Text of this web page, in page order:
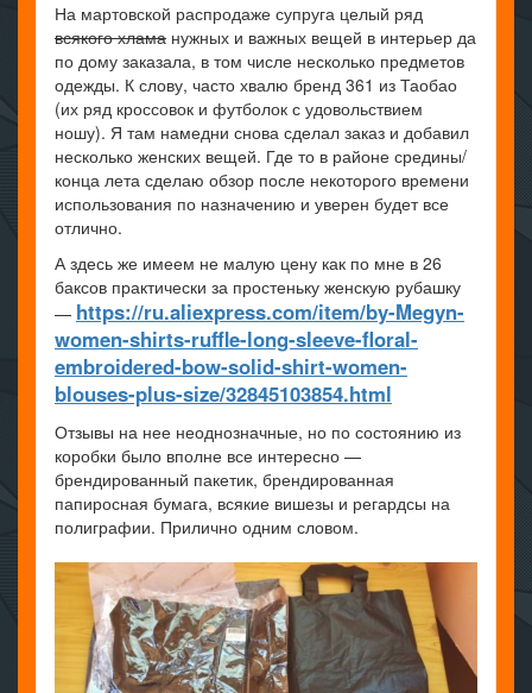
На мартовской распродаже супруга целый ряд
всякого хлама нужных и важных вещей в интерьер да
по дому заказала, в том числе несколько предметов
одежды. К слову, часто хвалю бренд 361 из Таобао
(их ряд кроссовок и футболок с удовольствием
ношу). Я там намедни снова сделал заказ и добавил
несколько женских вещей. Где то в районе средины/
конца лета сделаю обзор после некоторого времени
использования по назначению и уверен будет все
отлично.
А здесь же имеем не малую цену как по мне в 26
баксов практически за простеньку женскую рубашку
— https://ru.aliexpress.com/item/by-Megyn-
women-shirts-ruffle-long-sleeve-floral-
embroidered-bow-solid-shirt-women-
blouses-plus-size/32845103854.html
Отзывы на нее неоднозначные, но по состоянию из
коробки было вполне все интересно —
брендированный пакетик, брендированная
папиросная бумага, всякие вишезы и регардсы на
полиграфии. Прилично одним словом.